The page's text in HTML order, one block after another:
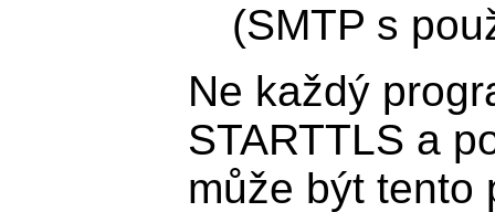
(SMTP s
Ne každý
STARTTLS a
může být tento